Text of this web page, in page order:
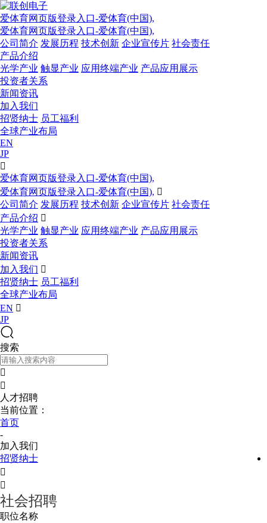
爱体育网页版登录入口-爱体育(中国),
爱体育网页版登录入口-爱体育(中国),
公司简介 发展历程 技术创新 企业宣传片 社会责任
产品介绍
光学产业 触显产业 应用终端产业 产品应用展示
投资者关系
新闻资讯
加入我们
招贤纳士 员工福利
全球产业布局
EN
JP

爱体育网页版登录入口-爱体育(中国),
爱体育网页版登录入口-爱体育(中国), 
公司简介 发展历程 技术创新 企业宣传片 社会责任
产品介绍 
光学产业 触显产业 应用终端产业 产品应用展示
投资者关系
新闻资讯
加入我们 
招贤纳士 员工福利
全球产业布局
EN 
JP
搜索


人才招聘
当前位置：
首页
-
加入我们
招贤纳士


社会招聘
职位名称